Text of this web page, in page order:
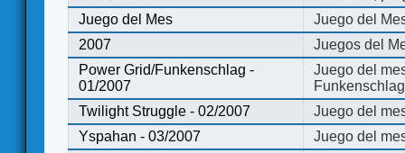
Juego del Mes
Juego del
2007
Juegos del
Power Grid/Funkenschlag -
01/2007
Juego del
Twilight Struggle - 02/2007
Juego del
Yspahan - 03/2007
Juego del